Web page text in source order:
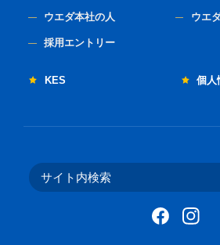
ウエダ本社の人 ウエ
採用エントリー
KES 個人